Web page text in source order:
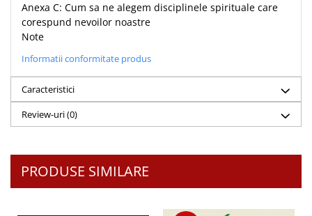
Anexa C: Cum sa ne alegem disciplinele spirituale care
corespund nevoilor noastre
Note
Informatii conformitate produs
Caracteristici
Review-uri(0)
PRODUSE SIMILARE